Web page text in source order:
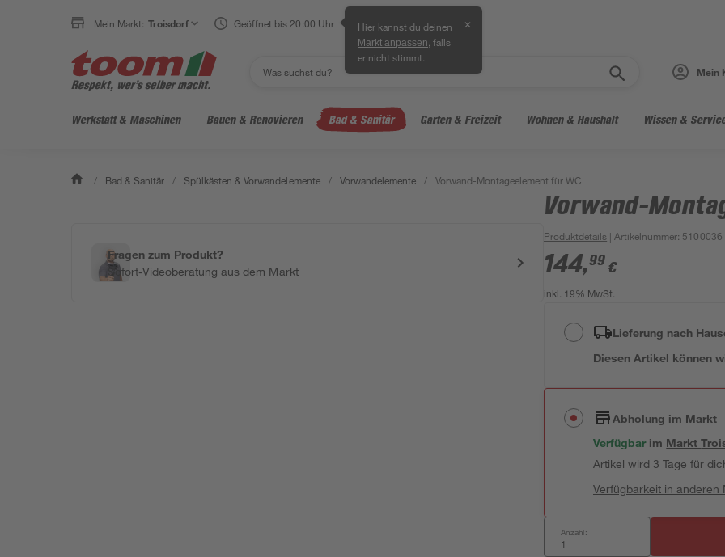
Mein Markt: Troisdorf Geöffnet bis 20:00 Uhr Hier kannst du deinen
Markt anpassen , falls
er nicht stimmt.
✕
Mein
Werkstatt & Maschinen Bauen & Renovieren Bad & Sanitär Garten & Freizeit Wohnen & Haushalt Wissen &
/ Bad & Sanitär / Spülkästen & Vorwandelemente / Vorwandelemente / Vorwand-Montageelement für WC
Fragen zum Produkt?
Sofort-Videoberatung aus dem Markt
Vorwand-
Produktdetails | Artikelnummer: 5100036
144,99 €
inkl. 19% MwSt.
Lieferung nach
Diesen Artikel können
Abholung im Markt
Verfügbar im Markt
Artikel wird 3 Tage für
Verfügbarkeit in anderen
Anzahl: